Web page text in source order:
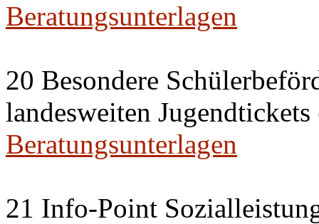
Beratungsunterlagen
20 Besondere
landesweiten
Beratungsunterlagen
21 Info-Point